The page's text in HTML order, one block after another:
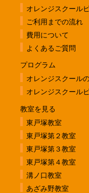
オレンジスクール
ご利用までの流れ
費用について
よくあるご質問
プログラム
オレンジスクール
オレンジスクール
教室を見る
東戸塚教室
東戸塚第２教室
東戸塚第３教室
東戸塚第４教室
溝ノ口教室
あざみ野教室